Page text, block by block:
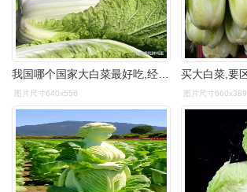
图片尺寸640x556 图片尺寸660x389